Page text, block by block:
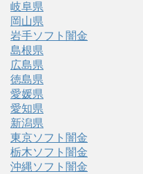
岐阜県
岡山県
岩手ソフト闇金
島根県
広島県
徳島県
愛媛県
愛知県
新潟県
東京ソフト闇金
栃木ソフト闇金
沖縄ソフト闇金